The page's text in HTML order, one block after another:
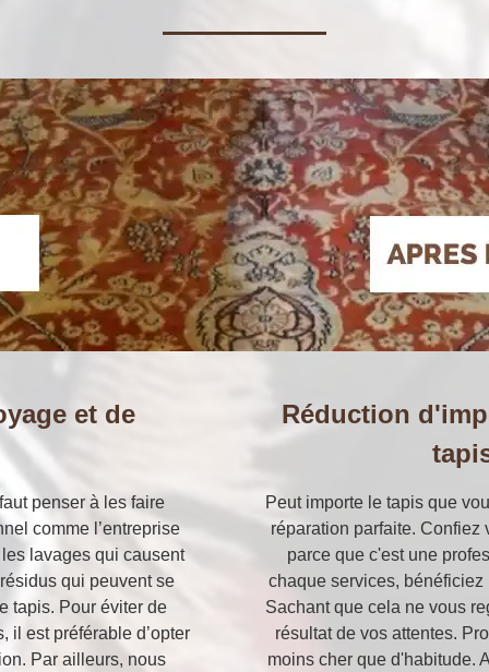
et de
penser à les faire
comme l’entreprise
lavages qui causent
qui peuvent se
tapis. Pour éviter de
il est préférable d’opter
Par ailleurs, nous
Réduction
Peut importe le tapis que
réparation parfaite. Confiez
parce que c'est une
chaque services,
Sachant que cela ne vous
résultat de vos attentes.
moins cher que d'habitude.